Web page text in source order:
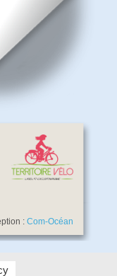
: Com-Océan